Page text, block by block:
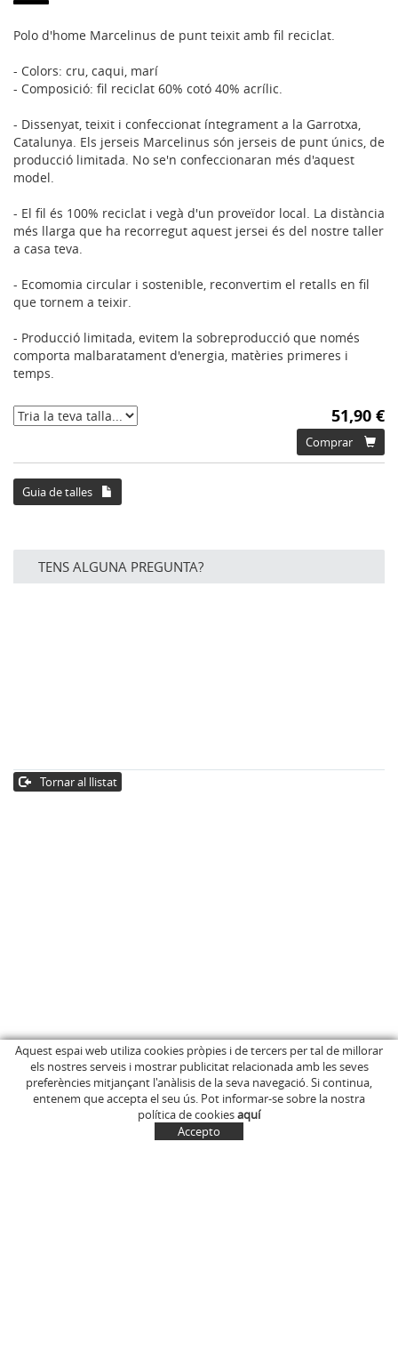
Polo d'home Marcelinus de punt teixit amb fil reciclat.
- Colors: cru, caqui, marí
- Composició: fil reciclat 60% cotó 40% acrílic.
- Dissenyat, teixit i confeccionat íntegrament a la Garrotxa,
Catalunya. Els jerseis Marcelinus són jerseis de punt únics, de
producció limitada. No se'n confeccionaran més d'aquest
model.
- El fil és 100% reciclat i vegà d'un proveïdor local. La distància
més llarga que ha recorregut aquest jersei és del nostre taller
a casa teva.
- Ecomomia circular i sostenible, reconvertim el retalls en fil
que tornem a teixir.
- Producció limitada, evitem la sobreproducció que només
comporta malbaratament d'energia, matèries primeres i
temps.
51,90 €
Comprar
Guia de talles
TENS ALGUNA PREGUNTA?
Tornar al llistat
INICI
EMPRESA
BOTIGA ONLINE
C/ Anglès, 15
OLOT (Girona)
646 681 411
info@marcelinus.cat
COMPTE CISTELLA
Aquest espai web utiliza cookies pròpies i de tercers per tal de millorar
els nostres serveis i mostrar publicitat relacionada amb les seves
preferències mitjançant l'anàlisis de la seva navegació. Si continua,
entenem que accepta el seu ús. Pot informar-se sobre la nostra
política de cookiesaquí
Accepto